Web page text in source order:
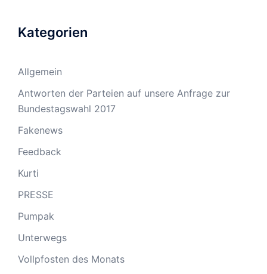
Kategorien
Allgemein
Antworten der Parteien auf unsere Anfrage zur
Bundestagswahl 2017
Fakenews
Feedback
Kurti
PRESSE
Pumpak
Unterwegs
Vollpfosten des Monats